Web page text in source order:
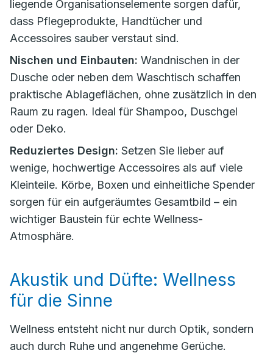
liegende Organisationselemente sorgen dafür,
dass Pflegeprodukte, Handtücher und
Accessoires sauber verstaut sind.
Nischen und Einbauten: Wandnischen in der
Dusche oder neben dem Waschtisch schaffen
praktische Ablageflächen, ohne zusätzlich in den
Raum zu ragen. Ideal für Shampoo, Duschgel
oder Deko.
Reduziertes Design: Setzen Sie lieber auf
wenige, hochwertige Accessoires als auf viele
Kleinteile. Körbe, Boxen und einheitliche Spender
sorgen für ein aufgeräumtes Gesamtbild – ein
wichtiger Baustein für echte Wellness-
Atmosphäre.
Akustik und Düfte: Wellness
für die Sinne
Wellness entsteht nicht nur durch Optik, sondern
auch durch Ruhe und angenehme Gerüche.